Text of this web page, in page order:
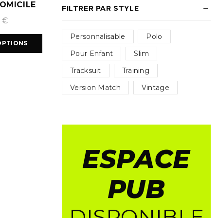
€
FILTRER PAR STYLE
Personnalisable
Polo
Pour Enfant
Slim
Tracksuit
Training
Version Match
Vintage
ESPACE
PUB